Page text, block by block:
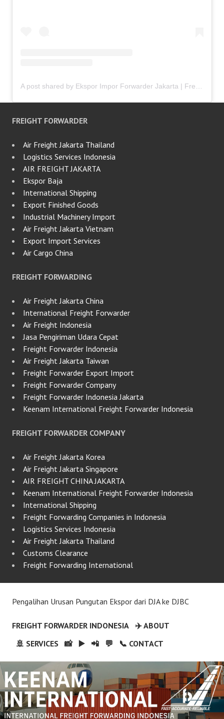
FREIGHT FORWARDER
Air Freight Jakarta Thailand
Logistics Services Indonesia
AIR FREIGHT JAKARTA
Ekspor Baja
International Shipping
Export Finished Goods
Industrial Machinery Import
Air Freight Jakarta Vietnam
Export Import Services
Air Cargo China
FREIGHT FORWARDING
Air Freight Jakarta China
International Freight Forwarder
Air Freight Indonesia
Jasa Pengiriman Udara Cepat
Freight Forwarder Indonesia
Air Freight Jakarta Taiwan
Freight Forwarder Export Import
Freight Forwarder Company
Freight Forwarder Indonesia Jakarta
Keenam International Freight Forwarder Indonesia
FREIGHT FORWARDER COMPANY
Air Freight Jakarta Korea
Air Freight Jakarta Singapore
AIR FREIGHT CHINA JAKARTA
Keenam International Freight Forwarder Indonesia
International Shipping
Freight Forwarding Companies in Indonesia
Logistics Services Indonesia
Air Freight Jakarta Thailand
Customs Clearance
Freight Forwarding International
Pengalihan Urusan Pungutan Ekspor dari DJA ke DJBC
FREIGHT FORWARDER INDONESIA
✈️ ABOUT
🚢 SERVICES
📸 ▶️ 📲 💬 📞 CONTACT